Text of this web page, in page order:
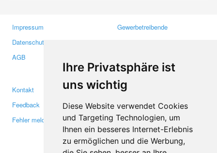
Ihre Privatsphäre ist
uns wichtig
Diese Website verwendet Cookies
und Targeting Technologien, um
Ihnen ein besseres Internet-Erlebnis
zu ermöglichen und die Werbung,
Impressum
Datenschutzerklärung
AGB
Gewerbetreibende
Medien
Kontakt
Feedback
Fehler melden
Facebook
Twitter
YouTube
Google+